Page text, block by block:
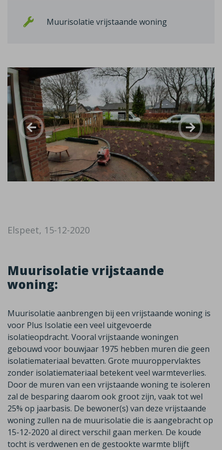
Muurisolatie vrijstaande woning
Elspeet, 15-12-2020
Muurisolatie vrijstaande
woning:
Muurisolatie aanbrengen bij een vrijstaande woning is
voor Plus Isolatie een veel uitgevoerde
isolatieopdracht. Vooral vrijstaande woningen
gebouwd voor bouwjaar 1975 hebben muren die geen
isolatiemateriaal bevatten. Grote muuroppervlaktes
zonder isolatiemateriaal betekent veel warmteverlies.
Door de muren van een vrijstaande woning te isoleren
zal de besparing daarom ook groot zijn, vaak tot wel
25% op jaarbasis. De bewoner(s) van deze vrijstaande
woning zullen na de muurisolatie die is aangebracht op
15-12-2020 al direct verschil gaan merken. De koude
tocht is verdwenen en de gestookte warmte blijft